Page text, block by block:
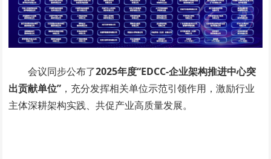
会议同步公布了2025年度“EDCC-企业架构推进中心突
出贡献单位” ，充分发挥相关单位示范引领作用，激励行业
主体深耕架构实践、共促产业高质量发展。